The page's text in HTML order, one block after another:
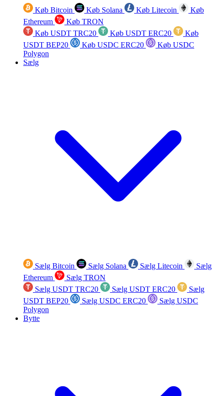
Køb Bitcoin Køb Solana Køb Litecoin
Køb
Ethereum
Køb TRON
Køb USDT TRC20
Køb USDT ERC20
Køb
USDT BEP20
Køb USDC ERC20
Køb USDC
Polygon
Sælg
Sælg Bitcoin Sælg Solana Sælg Litecoin
Sælg
Ethereum
Sælg TRON
Sælg USDT TRC20
Sælg USDT ERC20
Sælg
USDT BEP20
Sælg USDC ERC20
Sælg USDC
Polygon
Bytte